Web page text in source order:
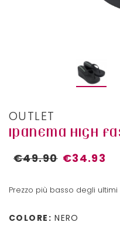
OUTLET
IPANEMA HIGH
€49.90 €34.93
Prezzo più basso degli ultimi
COLORE: NERO